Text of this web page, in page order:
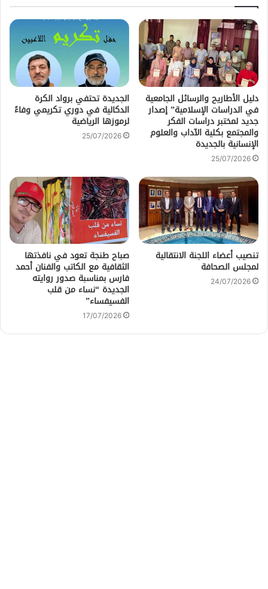
دليل الأطاريح والرسائل الجامعية
في الدراسات الإسلامية” إصدار
جديد لمختبر دراسات الفكر
والمجتمع بكلية الآداب والعلوم
الإنسانية بالجديدة
25/07/2026
الجديدة تحتفي برواد الكرة
الدكالية في دوري تكريمي وفاءً
لرموزها الرياضية
25/07/2026
تنصيب أعضاء اللجنة الانتقالية
لمجلس الصحافة
24/07/2026
صباح طنجة تعود في نافذتها
الثقافية مع الكاتب والفنان أحمد
فارس بمناسبة صدور روايته
الجديدة “نساء من قلب
الفسيفساء”
17/07/2026